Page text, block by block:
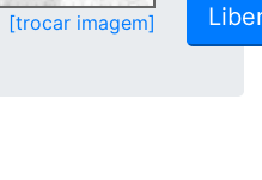
[trocar imagem]